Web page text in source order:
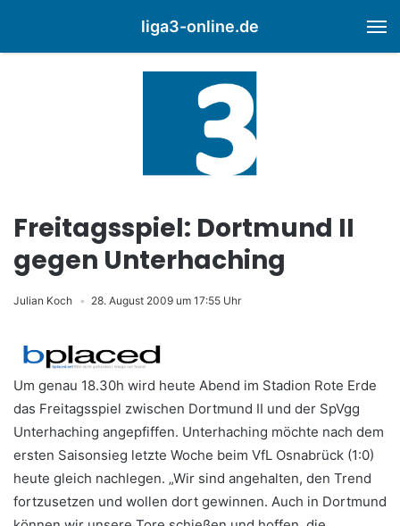
liga3-online.de
Freitagsspiel: Dortmund II
gegen Unterhaching
Julian Koch 28. August 2009 um 17:55 Uhr
Um genau 18.30h wird heute Abend im Stadion Rote Erde
das Freitagsspiel zwischen Dortmund II und der SpVgg
Unterhaching angepfiffen. Unterhaching möchte nach dem
ersten Saisonsieg letzte Woche beim VfL Osnabrück (1:0)
heute gleich nachlegen. „Wir sind angehalten, den Trend
fortzusetzen und wollen dort gewinnen. Auch in Dortmund